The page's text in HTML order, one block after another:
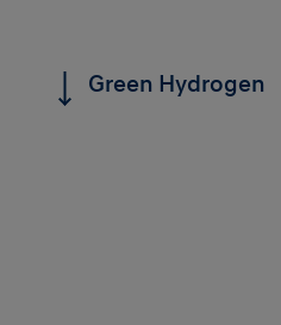
Green Hydrogen